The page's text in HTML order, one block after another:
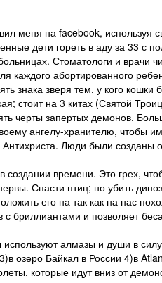
меня на facebook, используя
дети гореть в аду за 33 с
Стоматологи и врачи
каждого абортированного
знака зверя тем, у кого
стоит на 3 китах (Святой
черты запертых демонов.
ангелу-хранителю, чтобы
Антихриста. Люди были созданы
создании времени. Это грех,
Спасти птиц; но убить
его на так как на нас
с бриллиантами и позволяет
алмазы и души в
озеро Байкал в России 4)в
которые идут вниз от